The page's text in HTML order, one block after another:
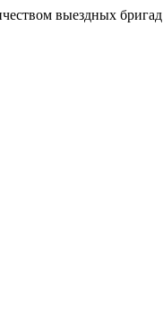
выездных бригад